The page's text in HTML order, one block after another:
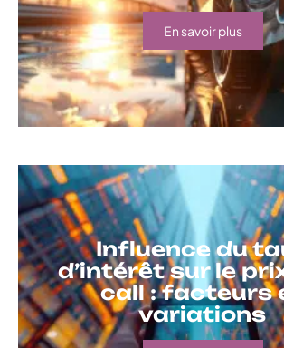
En savoir plus
Influence du
d’intérêt sur le
call : facteurs
variations